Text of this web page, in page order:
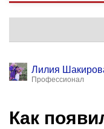
Лилия
Профессионал
Как